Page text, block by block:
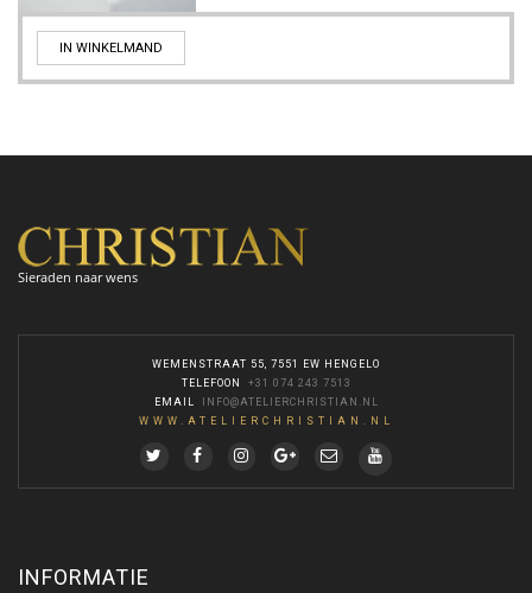
IN WINKELMAND
Sieraden naar wens
WEMENSTRAAT 55, 7551 EW HENGELO
TELEFOON
+31 074 243 7513
EMAIL
INFO@ATELIERCHRISTIAN.NL
WWW.ATELIERCHRISTIAN.NL
INFORMATIE